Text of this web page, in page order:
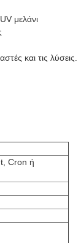
μελάνι
και τις λύσεις.
Cron ή